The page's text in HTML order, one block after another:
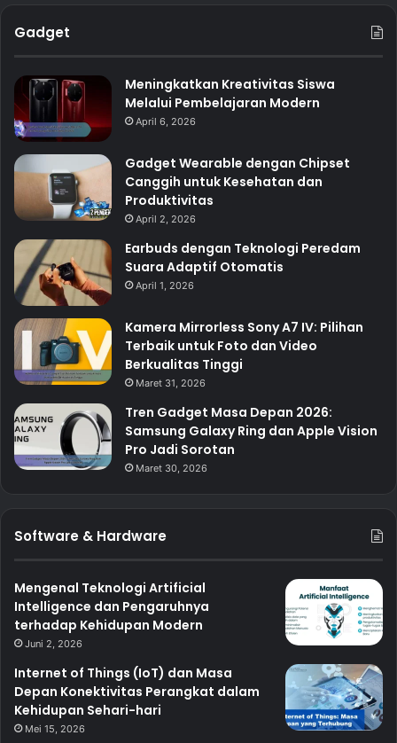
Gadget
Meningkatkan Kreativitas Siswa
Melalui Pembelajaran Modern
April 6, 2026
Gadget Wearable dengan Chipset
Canggih untuk Kesehatan dan
Produktivitas
April 2, 2026
Earbuds dengan Teknologi Peredam
Suara Adaptif Otomatis
April 1, 2026
Kamera Mirrorless Sony A7 IV: Pilihan
Terbaik untuk Foto dan Video
Berkualitas Tinggi
Maret 31, 2026
Tren Gadget Masa Depan 2026:
Samsung Galaxy Ring dan Apple Vision
Pro Jadi Sorotan
Maret 30, 2026
Software & Hardware
Mengenal Teknologi Artificial
Intelligence dan Pengaruhnya
terhadap Kehidupan Modern
Juni 2, 2026
Internet of Things (IoT) dan Masa
Depan Konektivitas Perangkat dalam
Kehidupan Sehari-hari
Mei 15, 2026